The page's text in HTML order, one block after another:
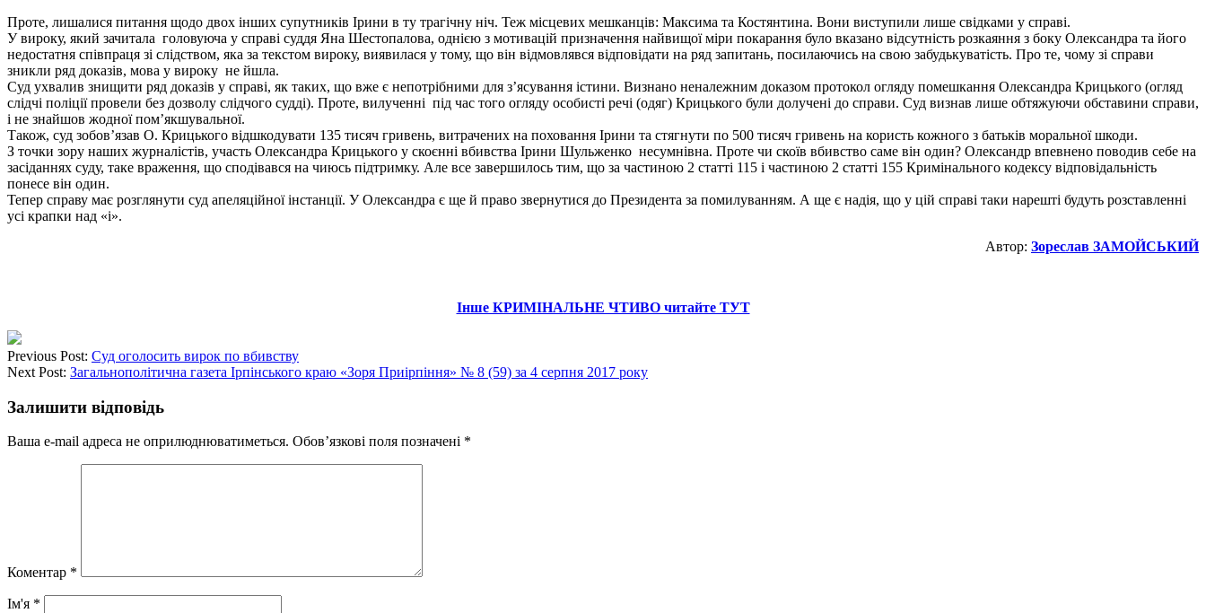
Проте, лишалися питання щодо двох інших супутників Ірини в ту трагічну ніч. Теж місцевих мешканців: Максима та Костянтина. Вони виступили лише свідками у справі.
У вироку, який зачитала головуюча у справі суддя Яна Шестопалова, однією з мотивацій призначення найвищої міри покарання було вказано відсутність розкаяння з боку Олександра та його
недостатня співпраця зі слідством, яка за текстом вироку, виявилася у тому, що він відмовлявся відповідати на ряд запитань, посилаючись на свою забудькуватість. Про те, чому зі справи
зникли ряд доказів, мова у вироку не йшла.
Суд ухвалив знищити ряд доказів у справі, як таких, що вже є непотрібними для з’ясування істини. Визнано неналежним доказом протокол огляду помешкання Олександра Крицького (огляд
слідчі поліції провели без дозволу слідчого судді). Проте, вилученні під час того огляду особисті речі (одяг) Крицького були долучені до справи. Суд визнав лише обтяжуючи обставини справи,
і не знайшов жодної пом’якшувальної.
Також, суд зобов’язав О. Крицького відшкодувати 135 тисяч гривень, витрачених на поховання Ірини та стягнути по 500 тисяч гривень на користь кожного з батьків моральної шкоди.
З точки зору наших журналістів, участь Олександра Крицького у скоєнні вбивства Ірини Шульженко несумнівна. Проте чи скоїв вбивство саме він один? Олександр впевнено поводив себе на
засіданнях суду, таке враження, що сподівався на чиюсь підтримку. Але все завершилось тим, що за частиною 2 статті 115 і частиною 2 статті 155 Кримінального кодексу відповідальність
понесе він один.
Тепер справу має розглянути суд апеляційної інстанції. У Олександра є ще й право звернутися до Президента за помилуванням. А ще є надія, що у цій справі таки нарешті будуть розставленні
усі крапки над «і».
Автор: Зореслав ЗАМОЙСЬКИЙ
Інше КРИМІНАЛЬНЕ ЧТИВО читайте ТУТ
Previous Post: Суд оголосить вирок по вбивству
Next Post: Загальнополітична газета Ірпінського краю «Зоря Приірпіння» № 8 (59) за 4 серпня 2017 року
Залишити відповідь
Ваша e-mail адреса не оприлюднюватиметься. Обов’язкові поля позначені *
Коментар *
Ім'я *